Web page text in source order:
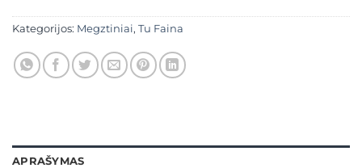
Kategorijos: Megztiniai, Tu Faina
APRAŠYMAS